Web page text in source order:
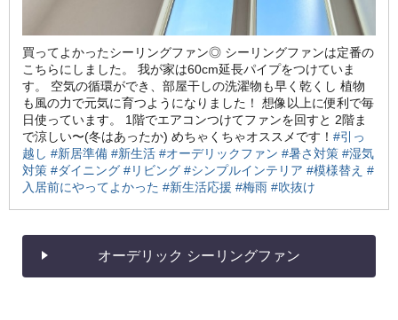
買ってよかったシーリングファン◎ シーリングファンは定番の
こちらにしました。 我が家は60cm延長パイプをつけていま
す。 空気の循環ができ、部屋干しの洗濯物も早く乾くし 植物
も風の力で元気に育つようになりました！ 想像以上に便利で毎
日使っています。 1階でエアコンつけてファンを回すと 2階ま
で涼しい〜(冬はあったか) めちゃくちゃオススメです！ #引っ
越し #新居準備 #新生活 #オーデリックファン #暑さ対策 #湿気
対策 #ダイニング #リビング #シンプルインテリア #模様替え #
入居前にやってよかった #新生活応援 #梅雨 #吹抜け
オーデリック シーリングファン